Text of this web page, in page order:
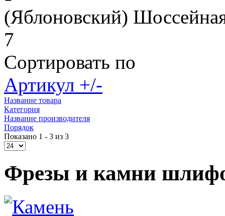
(Яблоновский)
7
Сортировать по
Артикул +/-
Название товара
Категория
Название производителя
Порядок
Показано 1 - 3 из 3
Фрезы и камни